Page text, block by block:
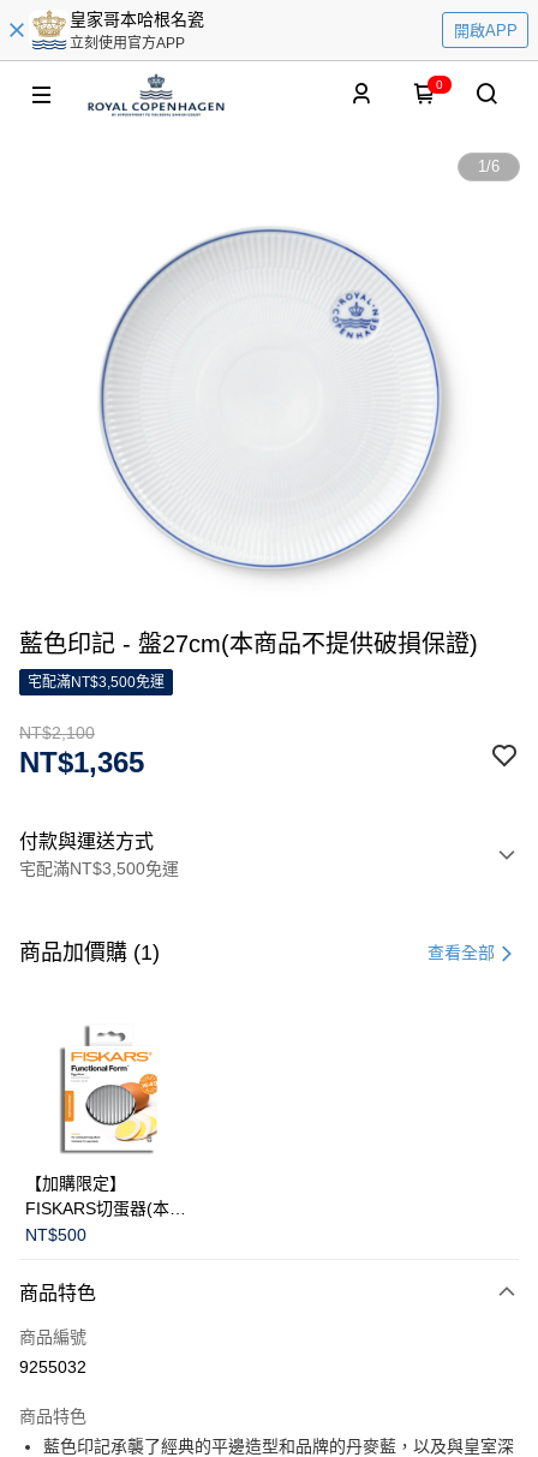
皇家哥本哈根名瓷
立刻使用官方APP
開啟APP
0
1/6
藍色印記 - 盤27cm(本商品不提供破損保證)
宅配滿NT$3,500免運
NT$2,100
NT$1,365
付款與運送方式
宅配滿NT$3,500免運
信用卡一次付款
3 期 0 利率 每期
合作金庫商業銀行
華南商業銀行
上海商業儲蓄銀行
國泰世華商業銀行
臺灣中小企業銀行
匯豐（台灣）商業銀行
聯邦商業銀行
元大商業銀行
台新國際商業銀行
LINE Pay
Apple Pay
運送方式
黑貓宅急便
商品加價購 (1) 查看全部
【加購限定】
FISKARS切蛋器(本商
品不提供破損保證)
NT$500
商品特色
商品編號
9255032
商品特色
藍色印記承襲了經典的平邊造型和品牌的丹麥藍，以及與皇室深